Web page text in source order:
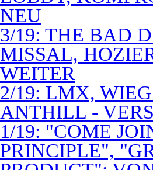
NEU
3/19: THE BAD
MISSAL,
WEITER
2/19: LMX,
ANTHILL -
1/19: "COME
PRINCIPLE",